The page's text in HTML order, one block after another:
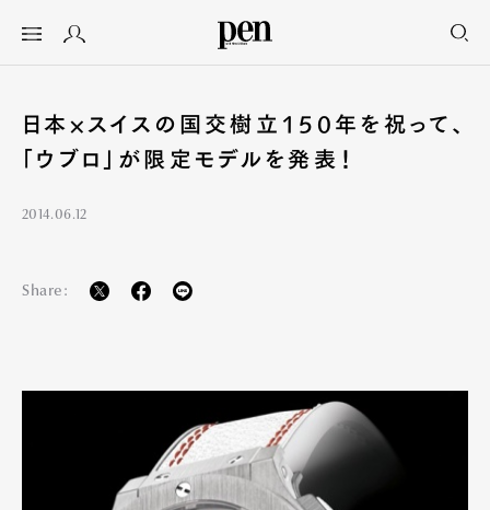
日本×スイスの国交樹立150年を祝って、
「ウブロ」が限定モデルを発表！
2014.06.12
Share: